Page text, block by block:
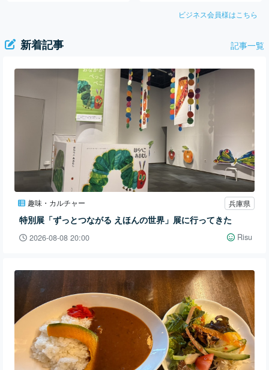
ビジネス会員様はこちら
新着記事 記事一覧
趣味・カルチャー 兵庫県
特別展「ずっとつながる えほんの世界」展に行ってきた
2026-08-08 20:00 Risu